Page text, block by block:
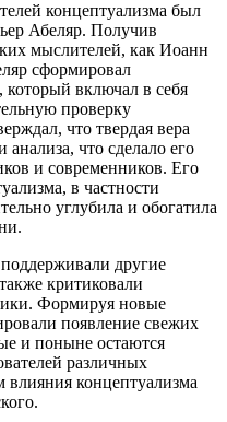
концептуализма был
Абеляр. Получив
мыслителей, как Иоанн
сформировал
включал в себя
проверку
что твердая вера
анализа, что сделало его
и современников. Его
в частности
углубила и обогатила
другие
критиковали
Формируя новые
появление свежих
и поныне остаются
различных
концептуализма